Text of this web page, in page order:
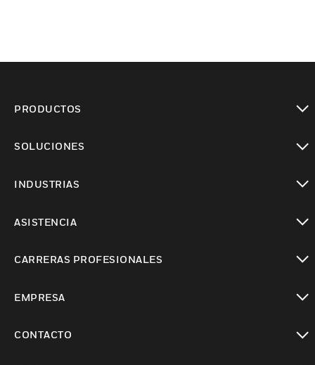
PRODUCTOS
SOLUCIONES
INDUSTRIAS
ASISTENCIA
CARRERAS PROFESIONALES
EMPRESA
CONTACTO